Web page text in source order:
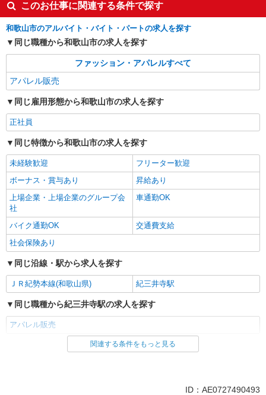
このお仕事に関連する条件で探す
和歌山市のアルバイト・バイト・パートの求人を探す
同じ職種から和歌山市の求人を探す
ファッション・アパレルすべて
アパレル販売
同じ雇用形態から和歌山市の求人を探す
正社員
同じ特徴から和歌山市の求人を探す
未経験歓迎
フリーター歓迎
ボーナス・賞与あり
昇給あり
上場企業・上場企業のグループ会
社
車通勤OK
バイク通勤OK
交通費支給
社会保険あり
同じ沿線・駅から求人を探す
ＪＲ紀勢本線(和歌山県) 紀三井寺駅
同じ職種から紀三井寺駅の求人を探す
アパレル販売
同じ雇用形態から紀三井寺駅の求人を探す
関連する条件をもっと見る
ID：AE0727490493